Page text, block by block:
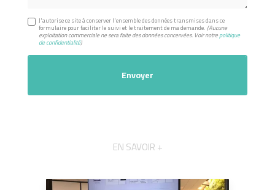
J'autorise ce site à conserver l'ensemble des données transmises dans ce
formulaire pour faciliter le suivi et le traitement de ma demande. (Aucune
exploitation commerciale ne sera faite des données concervées. Voir notrepolitique
de confidentialité)
EN SAVOIR +